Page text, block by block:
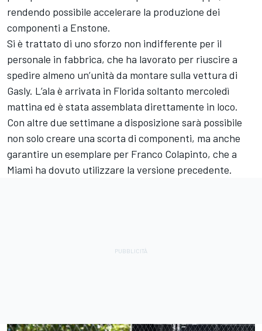
rendendo possibile accelerare la produzione dei
componenti a Enstone.
Si è trattato di uno sforzo non indifferente per il
personale in fabbrica, che ha lavorato per riuscire a
spedire almeno un’unità da montare sulla vettura di
Gasly. L’ala è arrivata in Florida soltanto mercoledì
mattina ed è stata assemblata direttamente in loco.
Con altre due settimane a disposizione sarà possibile
non solo creare una scorta di componenti, ma anche
garantire un esemplare per Franco Colapinto, che a
Miami ha dovuto utilizzare la versione precedente.